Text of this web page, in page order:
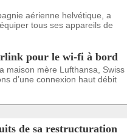
aérienne helvétique, a
tous ses appareils de
pour le wi-fi à bord
maison mère Lufthansa, Swiss
d’une connexion haut débit
de sa restructuration